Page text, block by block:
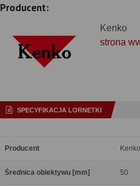
Producent:
Kenko
strona
SPECYFIKACJA LORNETKI
Producent Kenko
Średnica obiektywu [mm] 50